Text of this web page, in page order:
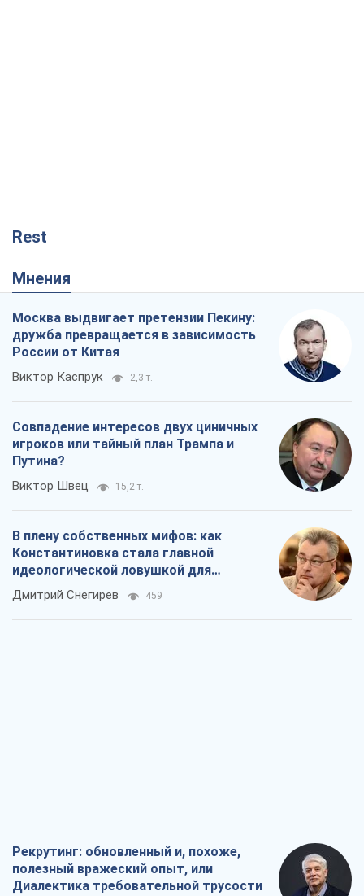
Rest
Мнения
Москва выдвигает претензии Пекину:
дружба превращается в зависимость
России от Китая
Виктор Каспрук 2,3 т.
Совпадение интересов двух циничных
игроков или тайный план Трампа и
Путина?
Виктор Швец 15,2 т.
В плену собственных мифов: как
Константиновка стала главной
идеологической ловушкой для
российских оккупантов
Дмитрий Снегирев 459
Рекрутинг: обновленный и, похоже,
полезный вражеский опыт, или
Диалектика требовательной трусости